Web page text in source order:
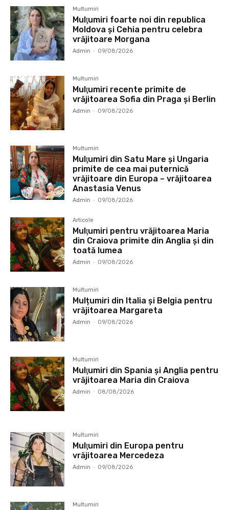
Multumiri
Mulţumiri foarte noi din republica
Moldova și Cehia pentru celebra
vrăjitoare Morgana
Admin - 09/08/2026
Multumiri
Mulţumiri recente primite de
vrăjitoarea Sofia din Praga și Berlin
Admin - 09/08/2026
Multumiri
Mulţumiri din Satu Mare și Ungaria
primite de cea mai puternică
vrăjitoare din Europa – vrăjitoarea
Anastasia Venus
Admin - 09/08/2026
Articole
Mulţumiri pentru vrăjitoarea Maria
din Craiova primite din Anglia și din
toată lumea
Admin - 09/08/2026
Multumiri
Mulțumiri din Italia și Belgia pentru
vrăjitoarea Margareta
Admin - 09/08/2026
Multumiri
Mulţumiri din Spania şi Anglia pentru
vrăjitoarea Maria din Craiova
Admin - 08/08/2026
Multumiri
Mulţumiri din Europa pentru
vrăjitoarea Mercedeza
Admin - 09/08/2026
Multumiri